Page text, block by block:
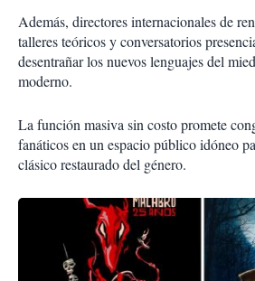
Además, directores internacionales de
talleres teóricos y conversatorios
desentrañar los nuevos lenguajes del
moderno.
La función masiva sin costo promete
fanáticos en un espacio público idóneo
clásico restaurado del género.